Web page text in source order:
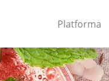
Platforma